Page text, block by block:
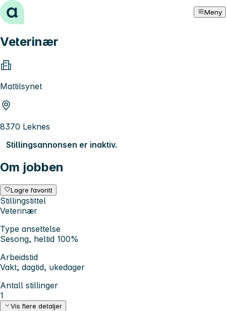
Hopp til innhold Meny
Veterinær
Mattilsynet
8370 Leknes
Stillingsannonsen er inaktiv.
Om jobben
Lagre favoritt
Stillingstittel
Veterinær
Type ansettelse
Sesong, heltid 100%
Arbeidstid
Vakt, dagtid, ukedager
Antall stillinger
1
Vis flere detaljer